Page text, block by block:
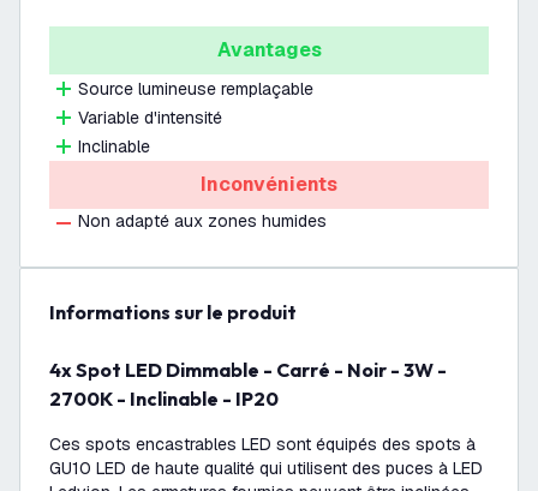
Avantages
Source lumineuse remplaçable
Variable d'intensité
Inclinable
Inconvénients
Non adapté aux zones humides
Informations sur le produit
4x Spot LED Dimmable - Carré - Noir - 3W -
2700K - Inclinable - IP20
Ces spots encastrables LED sont équipés des spots à
GU10 LED de haute qualité qui utilisent des puces à LED